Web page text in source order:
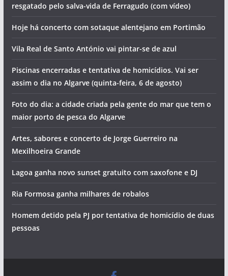
resgatado pelo salva-vida de Ferragudo (com vídeo)
Hoje há concerto com sotaque alentejano em Portimão
Vila Real de Santo António vai pintar-se de azul
Piscinas encerradas e tentativa de homicídios. Vai ser
assim o dia no Algarve (quinta-feira, 6 de agosto)
Foto do dia: a cidade criada pela gente do mar que tem o
maior porto de pesca do Algarve
Artes, sabores e concerto de Jorge Guerreiro na
Mexilhoeira Grande
Lagoa ganha novo sunset gratuito com saxofone e DJ
Ria Formosa ganha milhares de robalos
Homem detido pela PJ por tentativa de homicídio de duas
pessoas